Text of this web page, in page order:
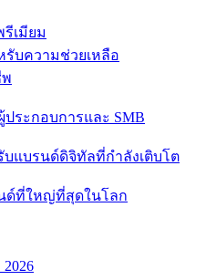
เมียม
รับความช่วยเหลือ
ระกอบการและ SMB
แบรนด์ดิจิทัลที่กำลังเติบโต
ด์ที่ใหญ่ที่สุดในโลก